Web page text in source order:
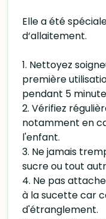
Elle a été
d‘allaitement.
1. Nettoyez
première
pendant 5
2. Vérifiez
notamment en
l'enfant.
3. Ne jamais
sucre ou tout
4. Ne pas
à la sucette car
d'étranglement.